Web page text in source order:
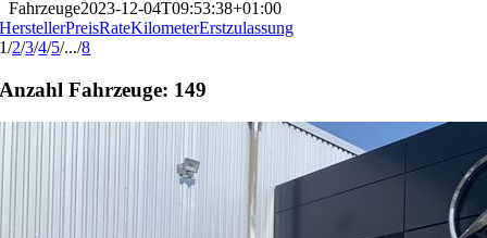
Fahrzeuge2023-12-04T09:53:38+01:00
HerstellerPreisRateKilometerErstzulassung
1/2/3/4/5/.../8
Anzahl Fahrzeuge: 149